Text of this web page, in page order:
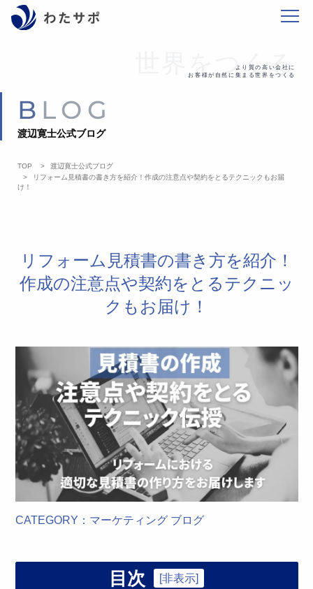
世界をつくる
より質の高い会社に
お客様が自然に集まる世界をつくる
BLOG
渡辺寛士公式ブログ
TOP
渡辺寛士公式ブログ
リフォーム見積書の書き方を紹介！作成の注意点や契約をとるテクニックもお届
け！
リフォーム見積書の書き方を紹介！
作成の注意点や契約をとるテクニッ
クもお届け！
CATEGORY： マーケティング ブログ
目次 [非表示]